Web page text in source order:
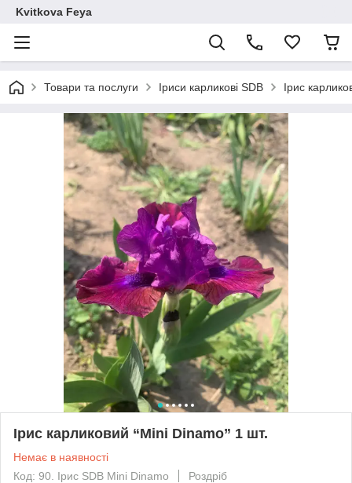
Kvitkova Feya
Товари та послуги Іриси карликові SDB Ірис
Ірис карликовий “Mini Dinamo” 1 шт.
Немає в наявності
Код: 90. Ірис SDB Mini Dinamo
Роздріб